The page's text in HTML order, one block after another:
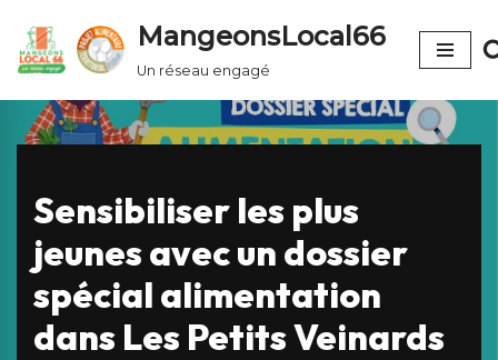
Aller
contenu
MangeonsLocal66
Un réseau engagé
Sensibiliser les plus
jeunes avec un dossier
spécial alimentation
dans Les Petits Veinards